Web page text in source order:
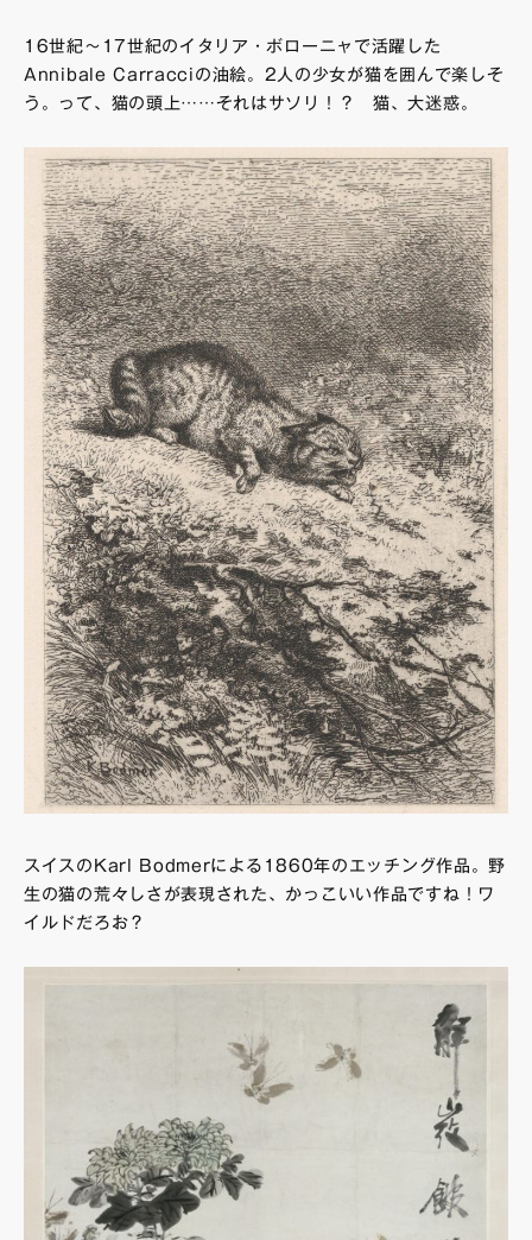
16世紀～17世紀のイタリア・ボローニャで活躍した
Annibale Carracciの油絵。2人の少女が猫を囲んで楽しそ
う。って、猫の頭上……それはサソリ！？ 猫、大迷惑。
スイスのKarl Bodmerによる1860年のエッチング作品。野
生の猫の荒々しさが表現された、かっこいい作品ですね！ワ
イルドだろお？